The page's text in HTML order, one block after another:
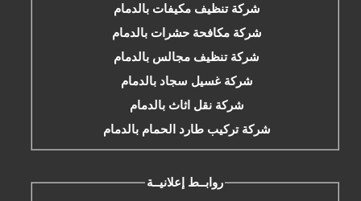
شركة تنظيف مكيفات بالدمام
شركة مكافحة حشرات بالدمام
شركة تنظيف مجالس بالدمام
شركة غسيل سجاد بالدمام
شركة نقل اثاث بالدمام
شركة تركيب طارد الحمام بالدمام
روابــط إعلانيــة